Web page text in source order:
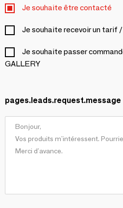
Je souhaite être contacté
Je souhaite recevoir un tarif
Je souhaite passer
GALLERY
pages.leads.request.message